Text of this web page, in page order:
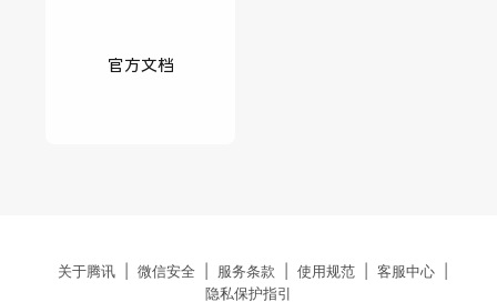
官方文档
关于腾讯 微信安全 服务条款 使用规范 客服中心
隐私保护指引